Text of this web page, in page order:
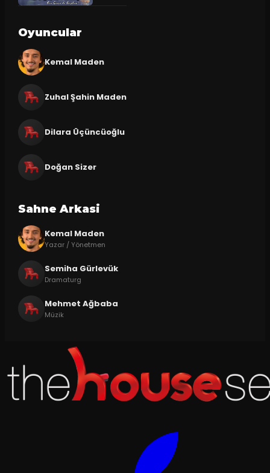
Oyuncular
Kemal Maden
Zuhal Şahin Maden
Dilara Üçüncüoğlu
Doğan Sizer
Sahne Arkasi
Kemal Maden
Yazar / Yönetmen
Semiha Gürlevük
Dramaturg
Mehmet Ağbaba
Müzik